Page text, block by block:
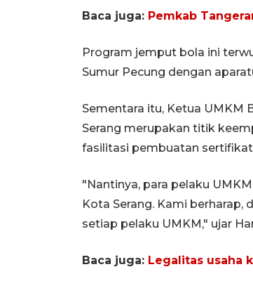
Baca juga: Pemkab
Program jemput bola ini
Sumur Pecung dengan
Sementara itu, Ketua
Serang merupakan titik
fasilitasi pembuatan sertifikat
"Nantinya, para pelaku
Kota Serang. Kami
setiap pelaku UMKM," ujar
Baca juga: Legalitas usaha